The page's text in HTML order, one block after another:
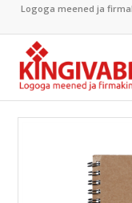
Logoga meened ja